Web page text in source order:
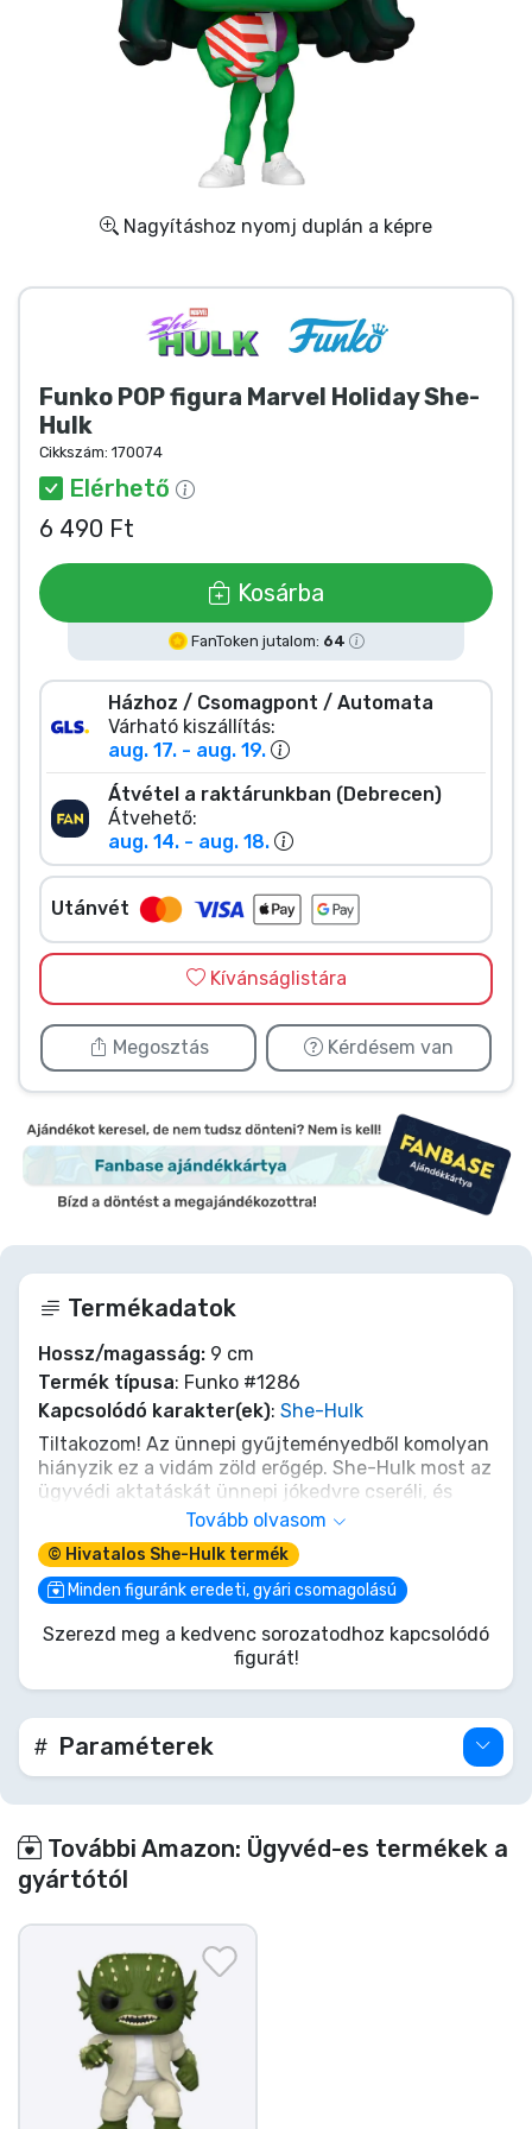
Nagyításhoz nyomj duplán a képre
Funko POP figura Marvel Holiday She-
Hulk
Cikkszám: 170074
Elérhető
6 490 Ft
Kosárba
FanToken jutalom: 64
Házhoz / Csomagpont / Automata
Várható kiszállítás:
aug. 17. - aug. 19.
Átvétel a raktárunkban (Debrecen)
Átvehető:
aug. 14. - aug. 18.
Utánvét
Kívánságlistára
Megosztás Kérdésem van
Termékadatok
Hossz/magasság: 9 cm
Termék típusa: Funko #1286
Kapcsolódó karakter(ek): She-Hulk
Tiltakozom! Az ünnepi gyűjteményedből komolyan
hiányzik ez a vidám zöld erőgép. She-Hulk most az
ügyvédi aktatáskát ünnepi jókedvre cseréli, és
készen áll, hogy gamma-hajtású szezonális
szellemet vigyen otthonodba ezzel az imádnivaló
Funko POP! figurával! Akár az ajándéklistákon zúz
keresztül, akár csak a kandalló mellett
„Hulkoskodik”, ez az Ünnepi She-Hulk garantáltan
Marvel-essé teszi az ünnepeket. Ne várd meg, míg
áttöri a negyedik falat, hogy kétszer mondja –
Tovább olvasom
© Hivatalos She-Hulk termék
Minden figuránk eredeti, gyári csomagolású
Szerezd meg a kedvenc sorozatodhoz kapcsolódó
figurát!
Paraméterek
További Amazon: Ügyvéd-es termékek a
gyártótól
Ajándékkártya
Szállítás és fizetés
Sorozatos cuccok
Animés cuccok
Gamer cuccok
Sportos cuccok
Zenés cuccok
Terméktípusok
Márkák